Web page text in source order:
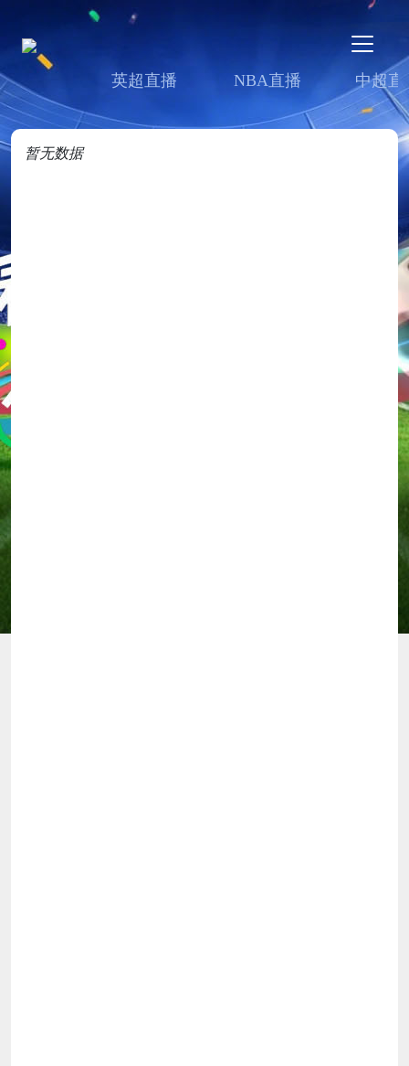
英超直播 NBA直播 中超直
暂无数据